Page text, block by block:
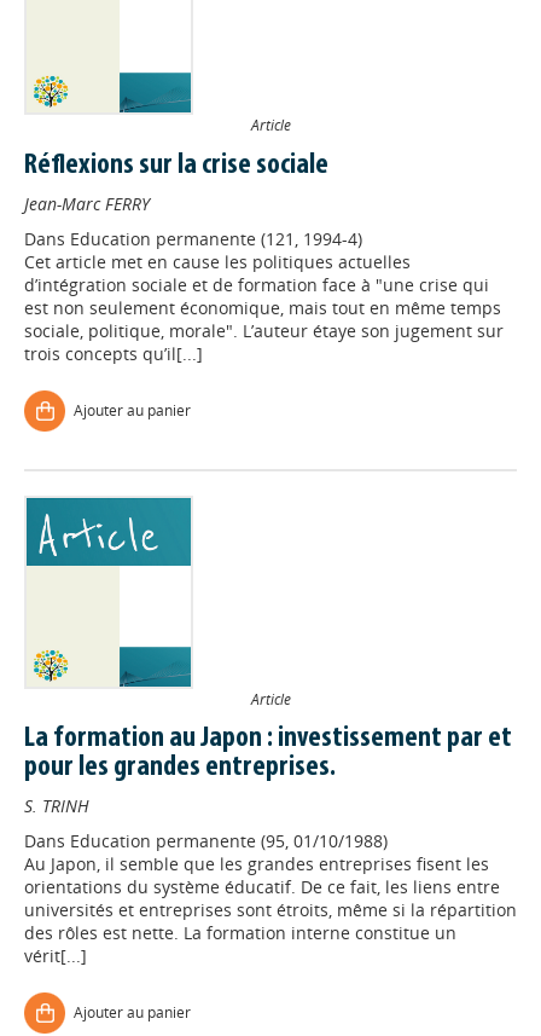
Article
Réflexions sur la crise sociale
Jean-Marc FERRY
Dans Education permanente (121, 1994-4)
Cet article met en cause les politiques actuelles
d’intégration sociale et de formation face à "une crise qui
est non seulement économique, mais tout en même temps
sociale, politique, morale". L’auteur étaye son jugement sur
trois concepts qu’il[...]
Ajouter au panier
Article
La formation au Japon : investissement par et
pour les grandes entreprises.
S. TRINH
Dans Education permanente (95, 01/10/1988)
Au Japon, il semble que les grandes entreprises fisent les
orientations du système éducatif. De ce fait, les liens entre
universités et entreprises sont étroits, même si la répartition
des rôles est nette. La formation interne constitue un
vérit[...]
Ajouter au panier
Appels à projets
Déposer une actu !